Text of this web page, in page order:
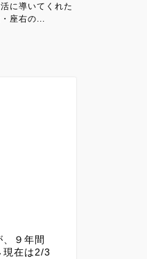
ル連覇】東京
ル日本...
９年間
在は2/3